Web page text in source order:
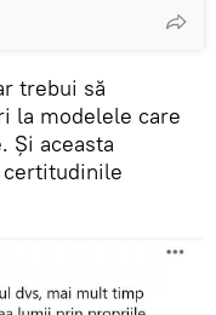
trebui să
la modelele care
Și aceasta
certitudinile